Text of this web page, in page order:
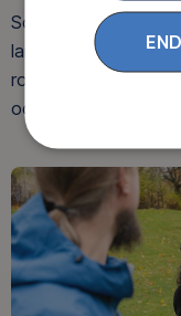
Som medlem har
landet. Våra ideella
roliga och trygga
och på fjället.